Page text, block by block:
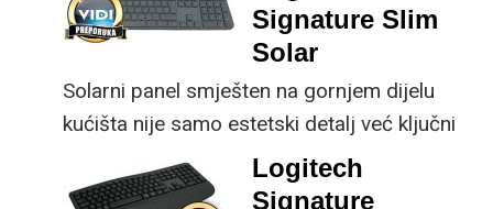
korisniku.
osjetno uštedjeti pri
kupnji.
Signature Slim
Solar
Solarni panel smješten na gornjem dijelu
kućišta nije samo estetski detalj već ključni
dio koncepta ovog proizvoda, jer koristi
energiju prirodnog ili umjetnog svjetla za
Logitech
Signature